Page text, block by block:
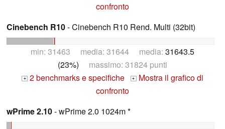
confronto
Cinebench R10- Cinebench R10 Rend. Multi (32bit)
min: 31463 media: 31644 media: 31643.5
(23%) massimo: 31824 punti
+ 2 benchmarks e specifiche + Mostra il grafico di
confronto
wPrime 2.10- wPrime 2.0 1024m *